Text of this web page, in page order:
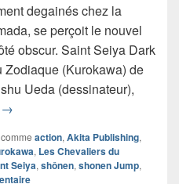
degainés chez la
se perçoit le nouvel
obscur. Saint Seiya Dark
(Kurokawa) de
Ueda (dessinateur),
Chronique manga Saint Seiya
→
action, Akita Publishing,
, Les Chevaliers du
Seiya, shônen, shonen Jump,